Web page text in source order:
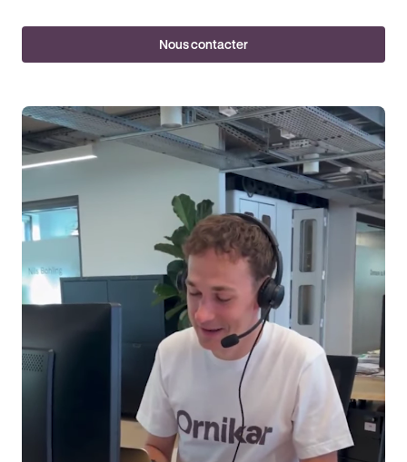
Nous contacter